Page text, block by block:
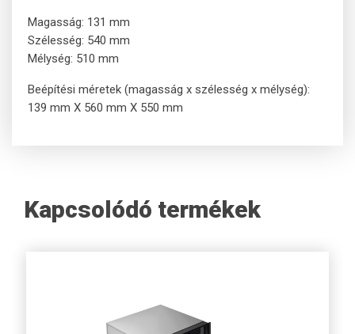
Magasság: 131 mm
Szélesség: 540 mm
Mélység: 510 mm
Beépítési méretek (magasság x szélesség x mélység):
139 mm X 560 mm X 550 mm
Kapcsolódó termékek